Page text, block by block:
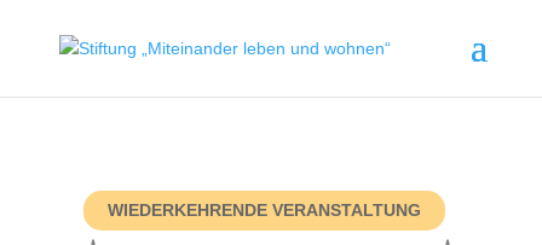
WIEDERKEHRENDE VERANSTALTUNG